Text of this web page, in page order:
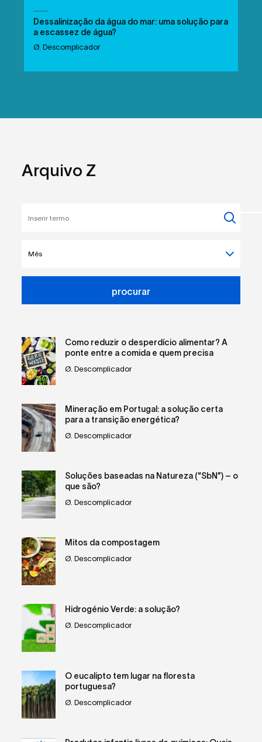
Dessalinização da água do mar: uma solução para
a escassez de água?
Ø. Descomplicador
Arquivo Z
pesquisar
procurar
Como reduzir o desperdício alimentar? A
ponte entre a comida e quem precisa
Ø. Descomplicador
Mineração em Portugal: a solução certa
para a transição energética?
Ø. Descomplicador
Soluções baseadas na Natureza (“SbN”) – o
que são?
Ø. Descomplicador
Mitos da compostagem
Ø. Descomplicador
Hidrogénio Verde: a solução?
Ø. Descomplicador
O eucalipto tem lugar na floresta
portuguesa?
Ø. Descomplicador